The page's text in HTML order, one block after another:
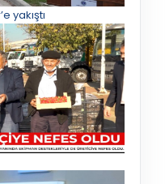
yakıştı